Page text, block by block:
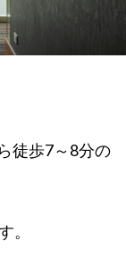
徒歩7～8分の
。